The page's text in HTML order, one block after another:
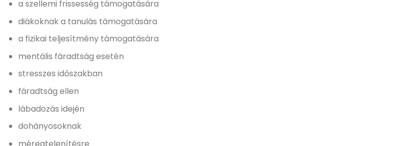
a szellemi frissesség támogatására
diákoknak a tanulás támogatására
a fizikai teljesítmény támogatására
mentális fáradtság esetén
stresszes időszakban
fáradtság ellen
lábadozás idején
dohányosoknak
méregtelenítésre